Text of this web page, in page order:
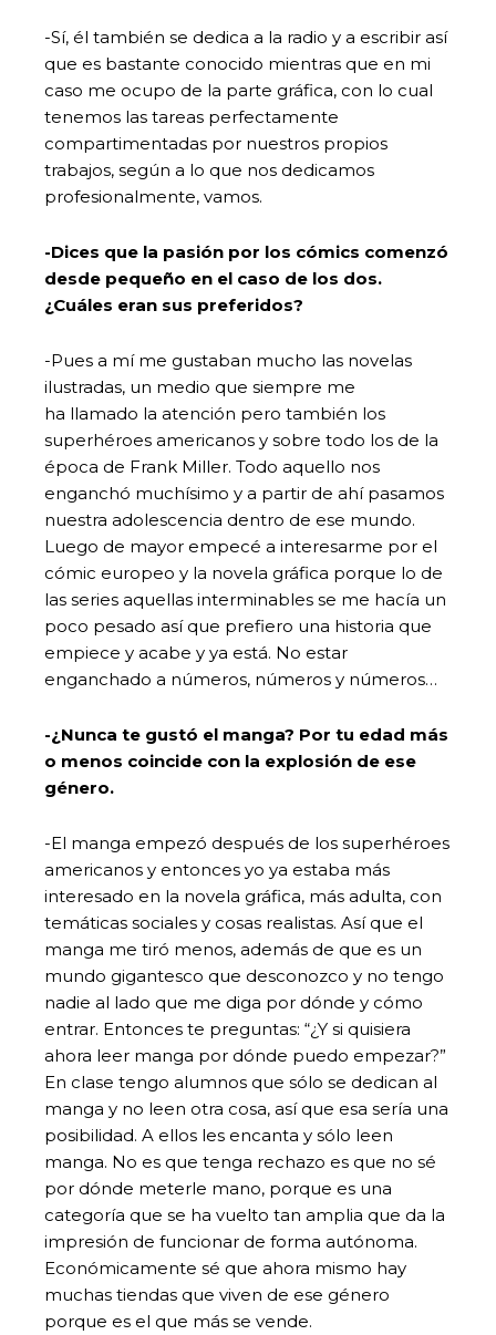
-Sí, él también se dedica a la radio y a escribir así
que es bastante conocido mientras que en mi
caso me ocupo de la parte gráfica, con lo cual
tenemos las tareas perfectamente
compartimentadas por nuestros propios
trabajos, según a lo que nos dedicamos
profesionalmente, vamos.
-Dices que la pasión por los cómics comenzó
desde pequeño en el caso de los dos.
¿Cuáles eran sus preferidos?
-Pues a mí me gustaban mucho las novelas
ilustradas, un medio que siempre me
ha llamado la atención pero también los
superhéroes americanos y sobre todo los de la
época de Frank Miller. Todo aquello nos
enganchó muchísimo y a partir de ahí pasamos
nuestra adolescencia dentro de ese mundo.
Luego de mayor empecé a interesarme por el
cómic europeo y la novela gráfica porque lo de
las series aquellas interminables se me hacía un
poco pesado así que prefiero una historia que
empiece y acabe y ya está. No estar
enganchado a números, números y números…
-¿Nunca te gustó el manga? Por tu edad más
o menos coincide con la explosión de ese
género.
-El manga empezó después de los superhéroes
americanos y entonces yo ya estaba más
interesado en la novela gráfica, más adulta, con
temáticas sociales y cosas realistas. Así que el
manga me tiró menos, además de que es un
mundo gigantesco que desconozco y no tengo
nadie al lado que me diga por dónde y cómo
entrar. Entonces te preguntas: “¿Y si quisiera
ahora leer manga por dónde puedo empezar?”
En clase tengo alumnos que sólo se dedican al
manga y no leen otra cosa, así que esa sería una
posibilidad. A ellos les encanta y sólo leen
manga. No es que tenga rechazo es que no sé
por dónde meterle mano, porque es una
categoría que se ha vuelto tan amplia que da la
impresión de funcionar de forma autónoma.
Económicamente sé que ahora mismo hay
muchas tiendas que viven de ese género
porque es el que más se vende.